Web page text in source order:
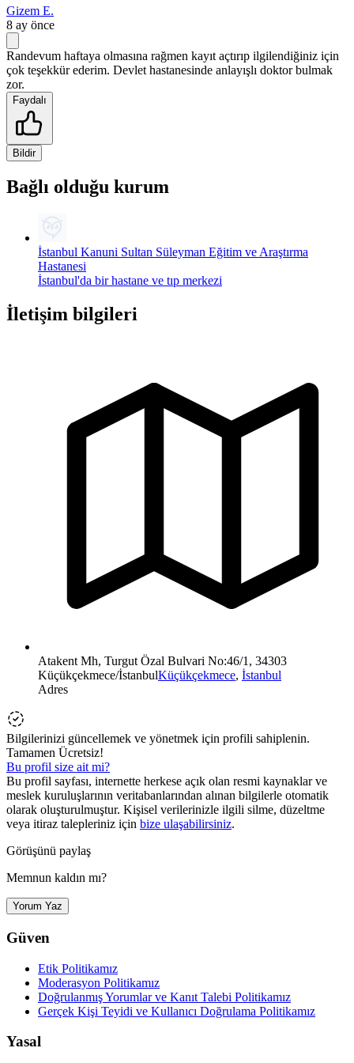
Gizem E.
8 ay önce
Randevum haftaya olmasına rağmen kayıt açtırıp ilgilendiğiniz için
çok teşekkür ederim. Devlet hastanesinde anlayışlı doktor bulmak
zor.
Faydalı
Bildir
Bağlı olduğu kurum
İstanbul Kanuni Sultan Süleyman Eğitim ve Araştırma
Hastanesi
İstanbul'da bir hastane ve tıp merkezi
İletişim bilgileri
Atakent Mh, Turgut Özal Bulvari No:46/1, 34303
Küçükçekmece/İstanbulKüçükçekmece, İstanbul
Adres
Bilgilerinizi güncellemek ve yönetmek için profili sahiplenin.
Tamamen Ücretsiz!
Bu profil size ait mi?
Bu profil sayfası, internette herkese açık olan resmi kaynaklar ve
meslek kuruluşlarının veritabanlarından alınan bilgilerle otomatik
olarak oluşturulmuştur. Kişisel verilerinizle ilgili silme, düzeltme
veya itiraz talepleriniz için bize ulaşabilirsiniz.
Görüşünü paylaş
Memnun kaldın mı?
Yorum Yaz
Güven
Etik Politikamız
Moderasyon Politikamız
Doğrulanmış Yorumlar ve Kanıt Talebi Politikamız
Gerçek Kişi Teyidi ve Kullanıcı Doğrulama Politikamız
Yasal